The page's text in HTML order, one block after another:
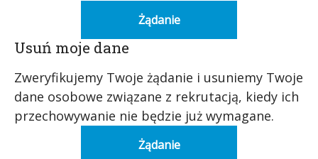
Żądanie
Usuń moje dane
Zweryfikujemy Twoje żądanie i usuniemy Twoje
dane osobowe związane z rekrutacją, kiedy ich
przechowywanie nie będzie już wymagane.
Żądanie